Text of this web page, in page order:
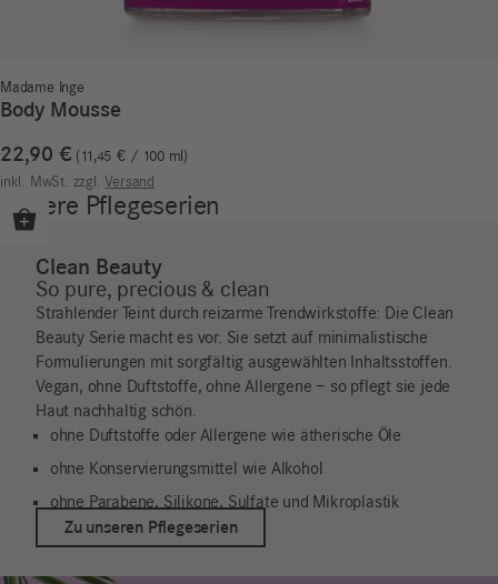
Madame Inge
Body Mousse
22,90 € 11,45€/ 100 ml
inkl. MwSt. zzgl. Versand
Unsere Pflegeserien
Clean Beauty
So pure, precious & clean
Strahlender Teint durch reizarme Trendwirkstoffe: Die Clean
Beauty Serie macht es vor. Sie setzt auf minimalistische
Formulierungen mit sorgfältig ausgewählten Inhaltsstoffen.
Vegan, ohne Duftstoffe, ohne Allergene – so pflegt sie jede
Haut nachhaltig schön.
ohne Duftstoffe oder Allergene wie ätherische Öle
ohne Konservierungsmittel wie Alkohol
ohne Parabene, Silikone, Sulfate und Mikroplastik
Zu unseren Pflegeserien